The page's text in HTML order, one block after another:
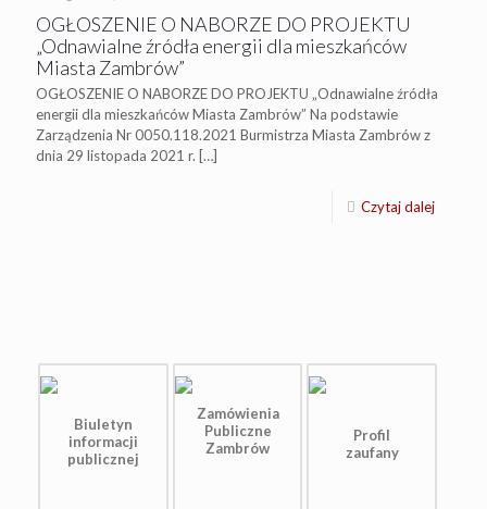
OGŁOSZENIE O NABORZE DO PROJEKTU
„Odnawialne źródła energii dla mieszkańców
Miasta Zambrów”
OGŁOSZENIE O NABORZE DO PROJEKTU „Odnawialne źródła
energii dla mieszkańców Miasta Zambrów” Na podstawie
Zarządzenia Nr 0050.118.2021 Burmistrza Miasta Zambrów z
dnia 29 listopada 2021 r. […]
Czytaj dalej
Biuletyn
informacji
publicznej
Zamówienia
Publiczne
Zambrów
Profil
zaufany